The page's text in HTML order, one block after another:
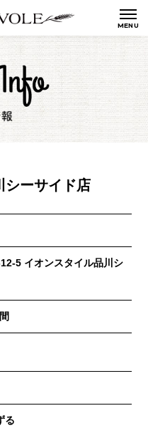
シーサイド店
5 イオンスタイル品川シ
る